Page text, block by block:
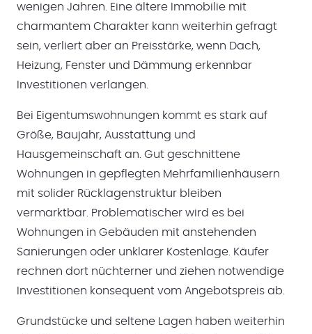
wenigen Jahren. Eine ältere Immobilie mit
charmantem Charakter kann weiterhin gefragt
sein, verliert aber an Preisstärke, wenn Dach,
Heizung, Fenster und Dämmung erkennbar
Investitionen verlangen.
Bei Eigentumswohnungen kommt es stark auf
Größe, Baujahr, Ausstattung und
Hausgemeinschaft an. Gut geschnittene
Wohnungen in gepflegten Mehrfamilienhäusern
mit solider Rücklagenstruktur bleiben
vermarktbar. Problematischer wird es bei
Wohnungen in Gebäuden mit anstehenden
Sanierungen oder unklarer Kostenlage. Käufer
rechnen dort nüchterner und ziehen notwendige
Investitionen konsequent vom Angebotspreis ab.
Grundstücke und seltene Lagen haben weiterhin